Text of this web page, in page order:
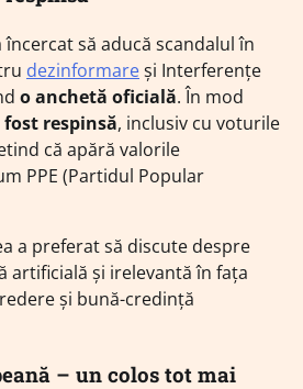
să aducă scandalul în
dezinformareși Interferențe
o anchetă oficială. În mod
fost respinsă, inclusiv cu voturile
că apără valorile
PPE (Partidul Popular
a preferat să discute despre
artificială și irelevantă în fața
și bună-credință
– un colos tot mai